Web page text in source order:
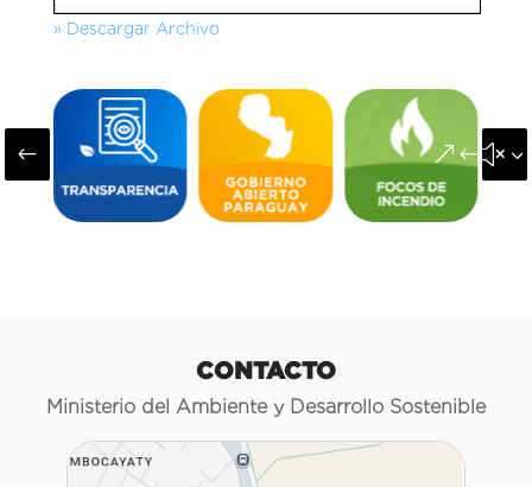
» Descargar Archivo
#
CONTACTO
Ministerio del Ambiente y Desarrollo Sostenible